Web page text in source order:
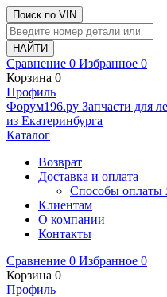
Поиск по VIN
Сравнение 0 Избранное 0
Корзина 0
Профиль
Фoрум196.ру Запчасти для
из Екатеринбурга
Каталог
Возврат
Доставка и оплата
Способы оплаты
Клиентам
О компании
Контакты
Сравнение 0 Избранное 0
Корзина 0
Профиль